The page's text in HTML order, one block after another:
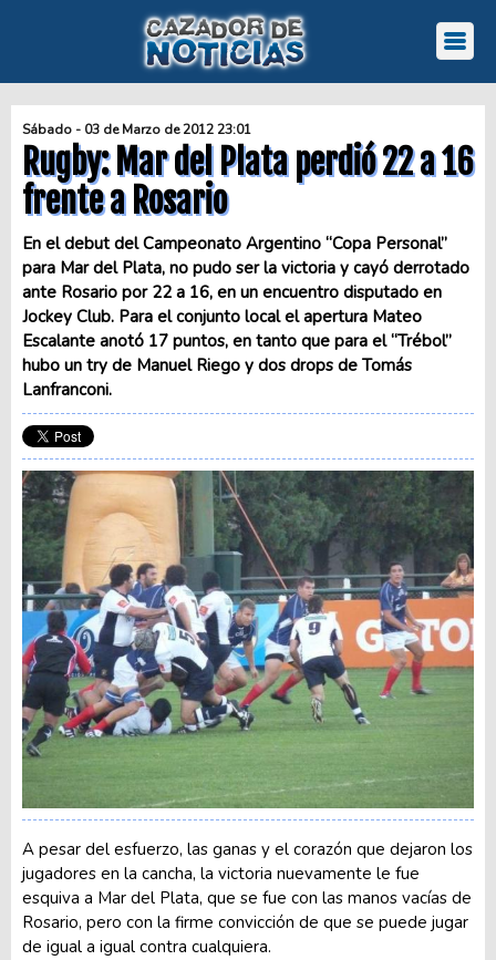
Sábado - 03 de Marzo de 2012 23:01
Rugby: Mar del Plata perdió 22 a 16
frente a Rosario
En el debut del Campeonato Argentino “Copa Personal”
para Mar del Plata, no pudo ser la victoria y cayó derrotado
ante Rosario por 22 a 16, en un encuentro disputado en
Jockey Club. Para el conjunto local el apertura Mateo
Escalante anotó 17 puntos, en tanto que para el “Trébol”
hubo un try de Manuel Riego y dos drops de Tomás
Lanfranconi.
A pesar del esfuerzo, las ganas y el corazón que dejaron los
jugadores en la cancha, la victoria nuevamente le fue
esquiva a Mar del Plata, que se fue con las manos vacías de
Rosario, pero con la firme convicción de que se puede jugar
de igual a igual contra cualquiera.